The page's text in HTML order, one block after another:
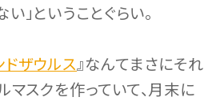
」ということぐらい。
ドザウルス』なんてまさにそれ
マスクを作っていて、月末に